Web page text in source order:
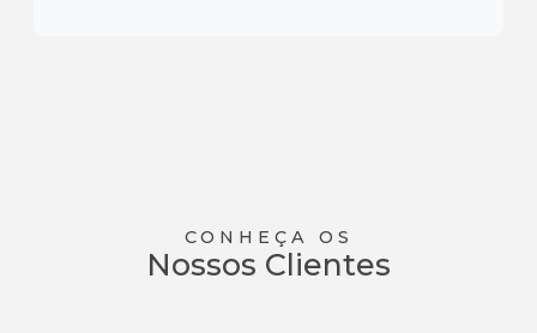
CONHEÇA OS
Nossos Clientes